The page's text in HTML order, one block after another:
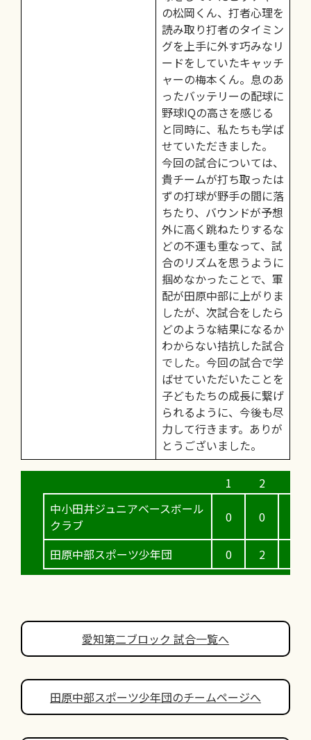
の松岡くん、打者心理を
読み取り打者のタイミン
グを上手に外す巧みなリ
ードをしていたキャッチ
ャーの梅本くん。息のあ
ったバッテリーの配球に
野球IQの高さを感じる
と同時に、私たちも学ば
せていただきました。
今回の試合については、
貴チームが打ち取ったは
ずの打球が野手の間に落
ちたり、バウンドが予想
外に高く跳ねたりするな
どの不運も重なって、試
合のリズムを思うように
掴めなかったことで、軍
配が田原中部に上がりま
したが、次試合をしたら
どのような結果になるか
わからない拮抗した試合
でした。今回の試合で学
ばせていただいたことを
子どもたちの成長に繋げ
られるように、今後も尽
力して行きます。ありが
とうございました。
中小田井ジュニアベースボール
クラブ
田原中部スポーツ少年団
0
0
0
2
愛知第二ブロック 試合一覧へ
田原中部スポーツ少年団のチームページへ